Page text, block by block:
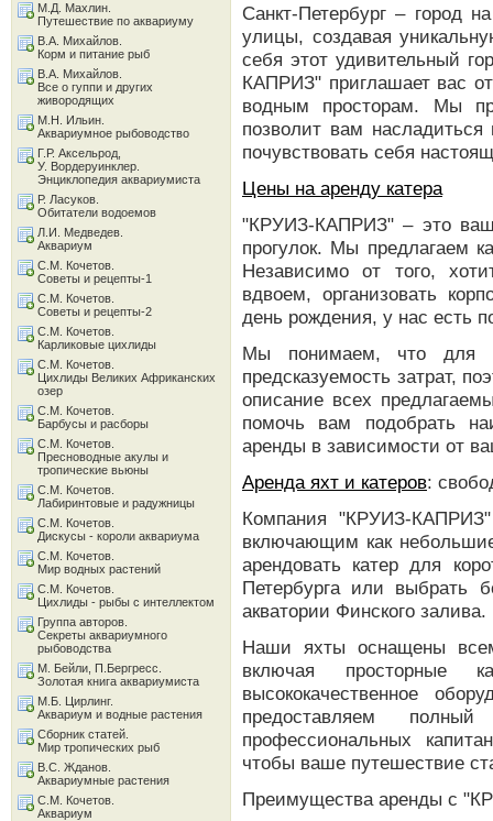
Санкт-Петербург – город
улицы, создавая
себя этот удивительный
КАПРИЗ" приглашает вас
водным просторам. Мы
позволит вам
почувствовать себя
Цены на аренду катера
"КРУИЗ-КАПРИЗ" – это ваш
прогулок. Мы предлагаем
Независимо от того,
вдвоем, организовать
день рождения, у нас есть
Мы понимаем, что для
предсказуемость затрат,
описание всех
помочь вам подобрать
аренды в зависимости от
Аренда яхт и катеров:
Компания "КРУИЗ-
включающим как
арендовать катер для
Петербурга или выбрать
акватории Финского залива.
Наши яхты оснащены
включая
высококачественное
предоставляем
профессиональных
чтобы ваше путешествие
Преимущества аренды с
М.Д. Махлин.
Путешествие по аквариуму
В.А. Михайлов.
Корм и питание рыб
В.А. Михайлов.
Все о гуппи и других
живородящих
М.Н. Ильин.
Аквариумное рыбоводство
Г.Р. Аксельрод,
У. Вордеруинклер.
Энциклопедия аквариумиста
Р. Ласуков.
Обитатели водоемов
Л.И. Медведев.
Аквариум
С.М. Кочетов.
Советы и рецепты-1
С.М. Кочетов.
Советы и рецепты-2
С.М. Кочетов.
Карликовые цихлиды
С.М. Кочетов.
Цихлиды Великих Африканских
озер
С.М. Кочетов.
Барбусы и расборы
С.М. Кочетов.
Пресноводные акулы и
тропические вьюны
С.М. Кочетов.
Лабиринтовые и радужницы
С.М. Кочетов.
Дискусы - короли аквариума
С.М. Кочетов.
Мир водных растений
С.М. Кочетов.
Цихлиды - рыбы с интеллектом
Группа авторов.
Секреты аквариумного
рыбоводства
М. Бейли, П.Бергресс.
Золотая книга аквариумиста
М.Б. Цирлинг.
Аквариум и водные растения
Сборник статей.
Мир тропических рыб
В.С. Жданов.
Аквариумные растения
С.М. Кочетов.
Аквариум